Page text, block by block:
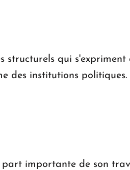
structurels qui
des institutions
part importante de son